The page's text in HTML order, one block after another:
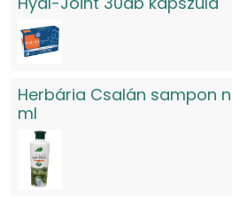
Herbária Csalán sampon
ml